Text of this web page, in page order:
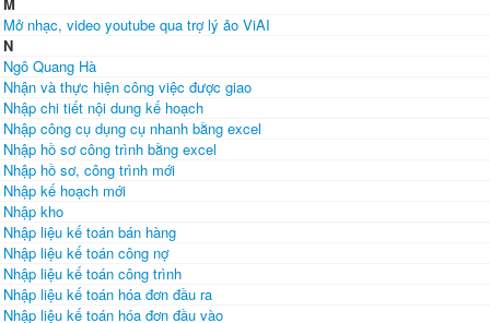
Mở nhạc, video youtube qua trợ lý ảo ViAI
N
Ngô Quang Hà
Nhận và thực hiện công việc được giao
Nhập chi tiết nội dung kế hoạch
Nhập công cụ dụng cụ nhanh bằng excel
Nhập hồ sơ công trình bằng excel
Nhập hồ sơ, công trình mới
Nhập kế hoạch mới
Nhập kho
Nhập liệu kế toán bán hàng
Nhập liệu kế toán công nợ
Nhập liệu kế toán công trình
Nhập liệu kế toán hóa đơn đầu ra
Nhập liệu kế toán hóa đơn đầu vào